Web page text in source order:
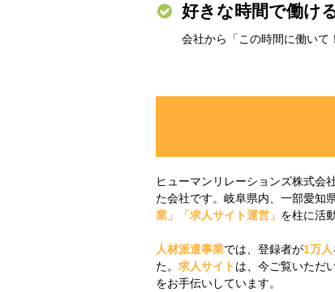
好きな時間で働け
会社から「この時間に働いて
ヒューマンリレーションズ株式会
た会社です。岐阜県内、一部愛知
業」「求人サイト運営」 を柱に活
人材派遣事業では、登録者が1万人
た。 求人サイトは、今ご覧いただ
をお手伝いしています。